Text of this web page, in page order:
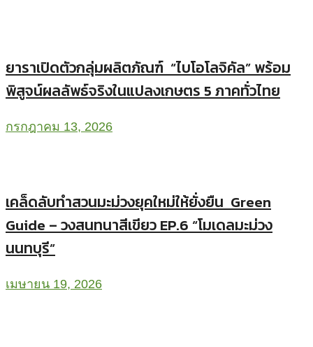
ยาราเปิดตัวกลุ่มผลิตภัณฑ์ “ไบโอโลจิคัล” พร้อม
พิสูจน์ผลลัพธ์จริงในแปลงเกษตร 5 ภาคทั่วไทย
กรกฎาคม 13, 2026
เคล็ดลับทำสวนมะม่วงยุคใหม่ให้ยั่งยืน Green
Guide – วงสนทนาสีเขียว EP.6 “โมเดลมะม่วง
นนทบุรี”
เมษายน 19, 2026